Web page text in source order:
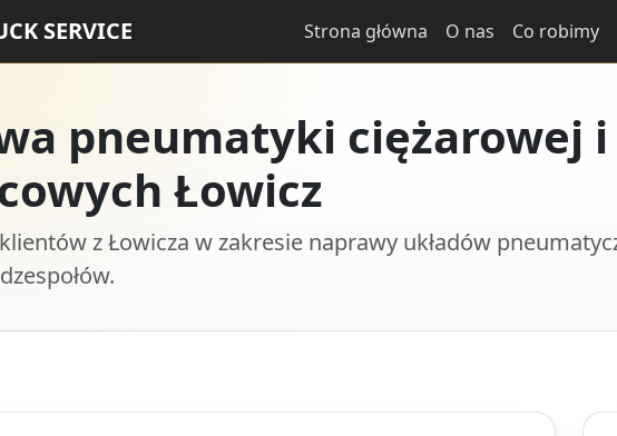
SERVICE Strona główna O nas Co robimy
pneumatyki ciężarowej i
Łowicz
z Łowicza w zakresie naprawy układów